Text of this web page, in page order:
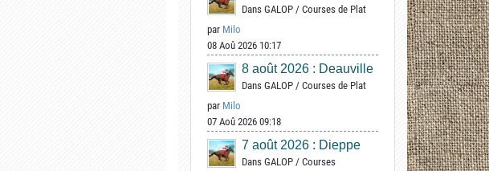
Dans GALOP / Courses de Plat
par Milo
08 Aoû 2026 10:17
8 août 2026 : Deauville
Dans GALOP / Courses de Plat
par Milo
07 Aoû 2026 09:18
7 août 2026 : Dieppe
Dans GALOP / Courses